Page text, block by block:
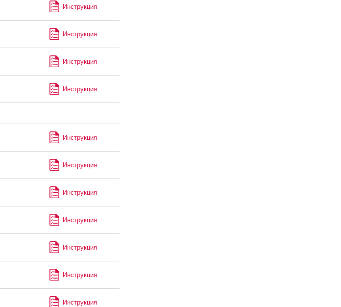
Инструкция
Инструкция
Инструкция
Инструкция
Инструкция
Инструкция
Инструкция
Инструкция
Инструкция
Инструкция
Инструкция